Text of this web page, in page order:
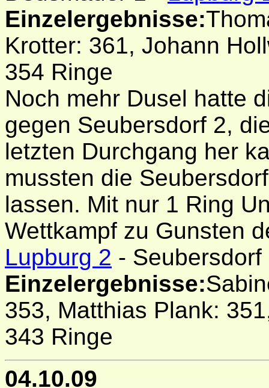
Einzelergebnisse:
Krotter: 361, Johann
354 Ringe
Noch mehr Dusel hatte
gegen Seubersdorf 2,
letzten Durchgang her
mussten die
lassen. Mit nur 1 Ring
Wettkampf zu Gunsten
Lupburg 2 -
Einzelergebnisse:
353, Matthias Plank:
343 Ringe
04.10.09